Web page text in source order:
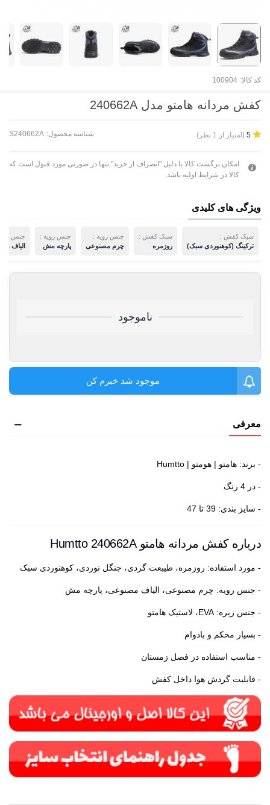
کد کالا: 100904
کفش مردانه هامتو مدل 240662A
(امتیاز از 1 نظر) شناسه محصول: S240662A
امکان برگشت کالا با دلیل "انصراف از خرید" تنها در صورتی مورد قبول است که
کالا در شرایط اولیه باشد.
ویژگی های کلیدی
سبک کفش :
ترکینگ (کوهنوردی سبک)
سبک کفش :
روزمره
جنس رویه :
چرم مصنوعی
جنس رویه :
پارچه مش
جنس
الیاف
ناموجود
موجود شد خبرم کن
معرفی
- برند: هامتو | هومتو | Humtto
- در 4 رنگ
- سایز بندی: 39 تا 47
درباره کفش مردانه هامتو Humtto 240662A
- مورد استفاده: روزمره، طیبعت گردی، جنگل نوردی، کوهنوردی سبک
- جنس رویه: چرم مصنوعی، الیاف مصنوعی، پارچه مش
- جنس زیره: EVA، لاستیک هامتو
- بسیار محکم و بادوام
- مناسب استفاده در فصل زمستان
- قابلیت گردش هوا داخل کفش